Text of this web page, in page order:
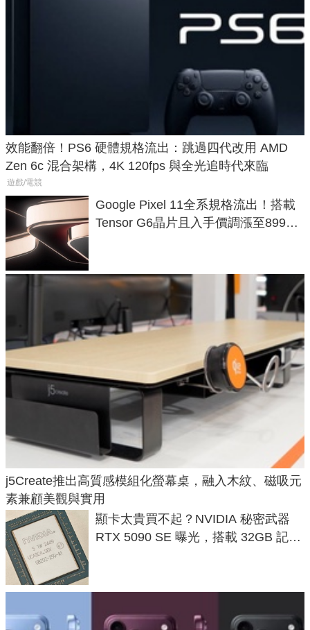
效能翻倍！PS6 硬體規格流出：跳過四代改用 AMD
Zen 6c 混合架構，4K 120fps 與全光追時代來臨
遊戲/電競
Google Pixel 11全系規格流出！搭載
Tensor G6晶片且入手價調漲至899美
j5Create推出高質感模組化螢幕桌，融入木紋、磁吸元
素兼顧美觀與實用
顯卡太貴買不起？NVIDIA 秘密武器
RTX 5090 SE 曝光，搭載 32GB 記憶